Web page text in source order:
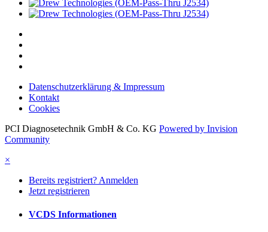
Datenschutzerklärung & Impressum
Kontakt
Cookies
PCI Diagnosetechnik GmbH & Co. KG Powered by Invision
Community
×
Bereits registriert? Anmelden
Jetzt registrieren
VCDS Informationen